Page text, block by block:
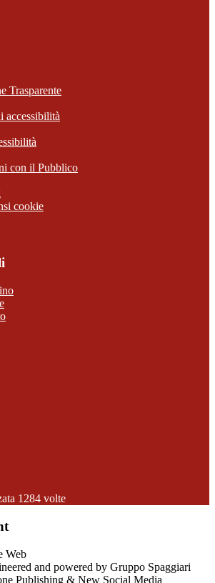
Trasparente
accessibilità
con il Pubblico
cookie
1284 volte
and powered by Gruppo Spaggiari
Publishing & New Social Media